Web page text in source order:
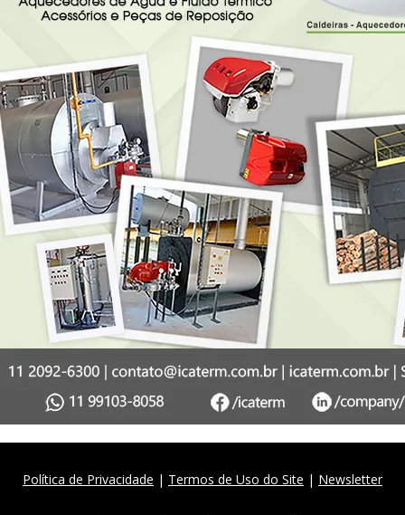
Política de Privacidade | Termos de Uso do Site | Newsletter